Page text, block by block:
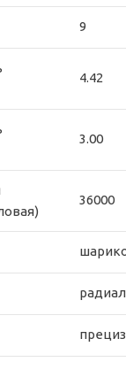
9
4.42
3.00
36000